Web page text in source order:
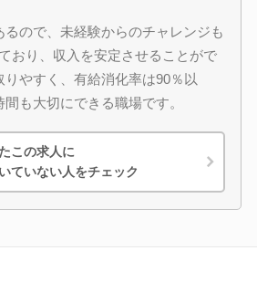
ので、未経験からのチャレンジも
おり、収入を安定させることがで
りやすく、有給消化率は90％以
間も大切にできる職場です。
この求人に
ていない人をチェック